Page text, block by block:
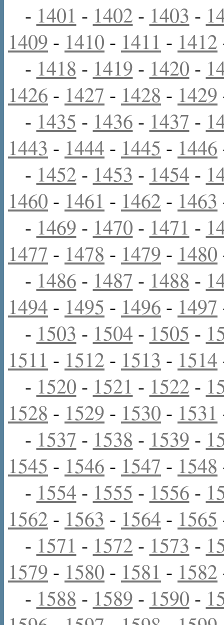
- 1401 - 1402 - 1403 -
1409 - 1410 - 1411 - 1412
- 1418 - 1419 - 1420 -
1426 - 1427 - 1428 - 1429
- 1435 - 1436 - 1437 -
1443 - 1444 - 1445 - 1446
- 1452 - 1453 - 1454 -
1460 - 1461 - 1462 - 1463
- 1469 - 1470 - 1471 -
1477 - 1478 - 1479 - 1480
- 1486 - 1487 - 1488 -
1494 - 1495 - 1496 - 1497
- 1503 - 1504 - 1505 -
1511 - 1512 - 1513 - 1514
- 1520 - 1521 - 1522 -
1528 - 1529 - 1530 - 1531
- 1537 - 1538 - 1539 -
1545 - 1546 - 1547 - 1548
- 1554 - 1555 - 1556 -
1562 - 1563 - 1564 - 1565
- 1571 - 1572 - 1573 -
1579 - 1580 - 1581 - 1582
- 1588 - 1589 - 1590 -